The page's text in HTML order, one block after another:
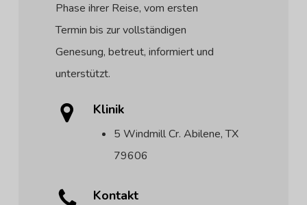
Phase ihrer Reise, vom ersten
Termin bis zur vollständigen
Genesung, betreut, informiert und
unterstützt.
Klinik
5 Windmill Cr. Abilene, TX
79606
Kontakt